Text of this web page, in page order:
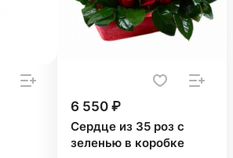
6 550 ₽
Сердце из 35 роз с
зеленью в коробке